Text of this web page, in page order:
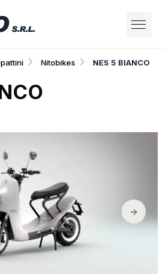
Nitobikes NES 5 BIANCO